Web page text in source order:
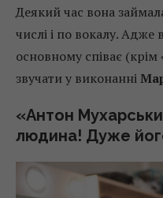
Деякий час вона
числі і по вокалу. Адже
основному співає
звучати у виконанні
«Антон
людина! Дуже